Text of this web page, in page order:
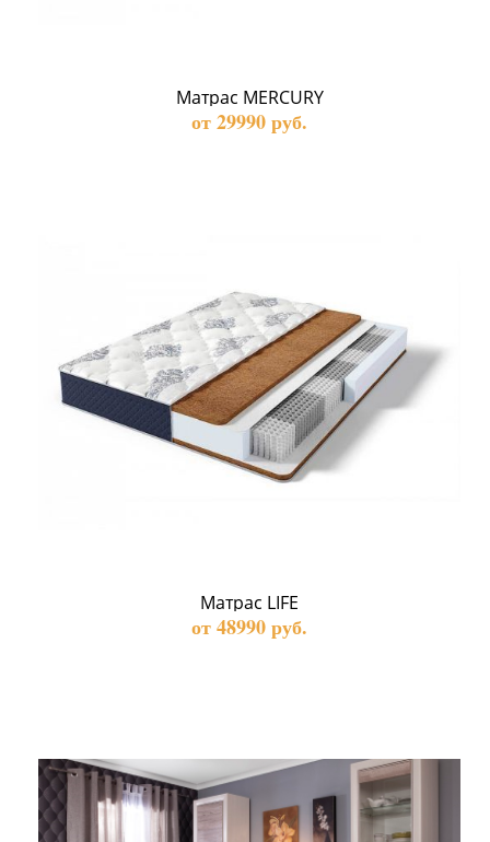
Матрас MERCURY
от 29990 руб.
Матрас LIFE
от 48990 руб.